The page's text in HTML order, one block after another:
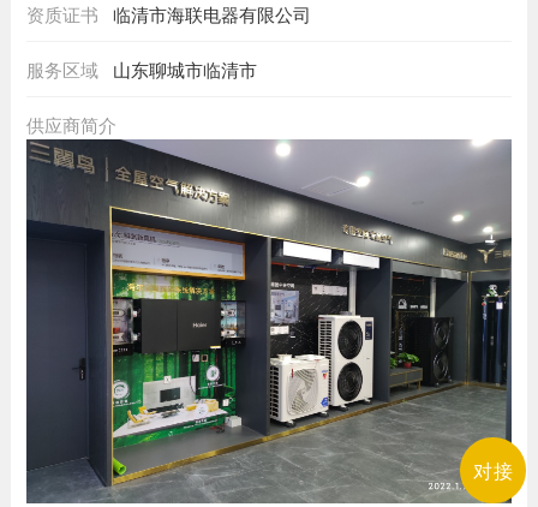
对接
资质证书 临清市海联电器有限公司
服务区域 山东聊城市临清市
供应商简介